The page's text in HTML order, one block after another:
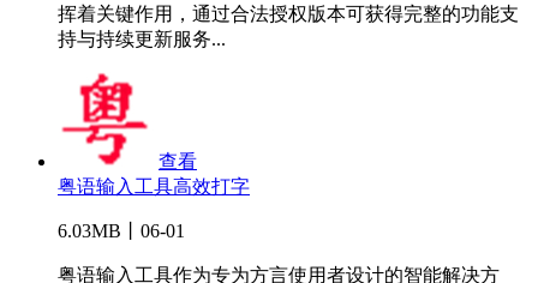
挥着关键作用，通过合法授权版本可获得完整的功能支
持与持续更新服务...
查看
粤语输入工具高效打字
6.03MB丨06-01
粤语输入工具作为专为方言使用者设计的智能解决方